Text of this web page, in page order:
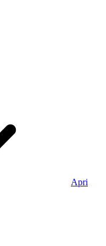
Apri